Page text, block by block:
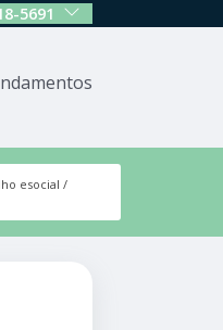
5691
esocial